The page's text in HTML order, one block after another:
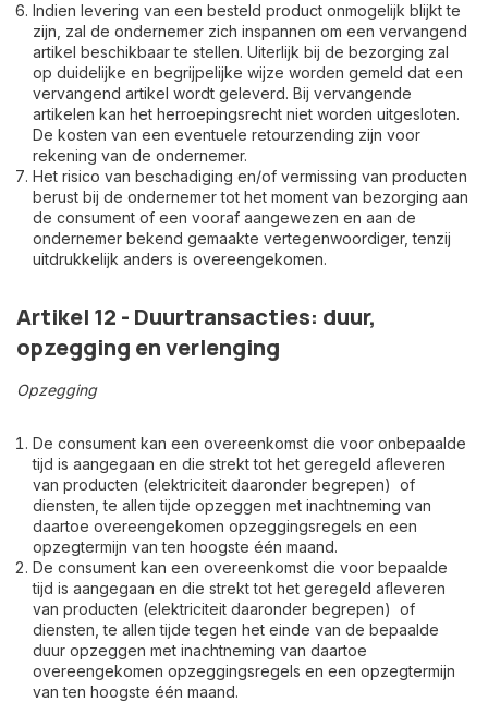
Indien levering van een besteld product onmogelijk blijkt te
zijn, zal de ondernemer zich inspannen om een vervangend
artikel beschikbaar te stellen. Uiterlijk bij de bezorging zal
op duidelijke en begrijpelijke wijze worden gemeld dat een
vervangend artikel wordt geleverd. Bij vervangende
artikelen kan het herroepingsrecht niet worden uitgesloten.
De kosten van een eventuele retourzending zijn voor
rekening van de ondernemer.
Het risico van beschadiging en/of vermissing van producten
berust bij de ondernemer tot het moment van bezorging aan
de consument of een vooraf aangewezen en aan de
ondernemer bekend gemaakte vertegenwoordiger, tenzij
uitdrukkelijk anders is overeengekomen.
Artikel 12 - Duurtransacties: duur,
opzegging en verlenging
Opzegging
De consument kan een overeenkomst die voor onbepaalde
tijd is aangegaan en die strekt tot het geregeld afleveren
van producten (elektriciteit daaronder begrepen) of
diensten, te allen tijde opzeggen met inachtneming van
daartoe overeengekomen opzeggingsregels en een
opzegtermijn van ten hoogste één maand.
De consument kan een overeenkomst die voor bepaalde
tijd is aangegaan en die strekt tot het geregeld afleveren
van producten (elektriciteit daaronder begrepen) of
diensten, te allen tijde tegen het einde van de bepaalde
duur opzeggen met inachtneming van daartoe
overeengekomen opzeggingsregels en een opzegtermijn
van ten hoogste één maand.